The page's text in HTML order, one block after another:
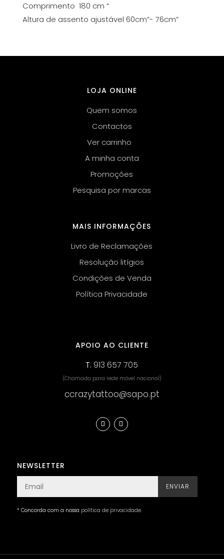
Comprimento 180 cm “
Altura de assento ajustável 60cm”- 76cm”
LOJA ONLINE
Quem somos
Contactos
Ver carrinho
A minha conta
Promoções
Pesquisa por marcas
MAIS INFORMAÇÕES
Livro de Reclamações
Resolução litígios
Condições de Venda
Política Privacidade
APOIO AO CLIENTE
T.913 657 705
(Chamada para rede móvel nacional)
ccrazytattoo@sapo.pt
NEWSLETTER
ENVIAR
* Concorda com a nossa política de privacidade.